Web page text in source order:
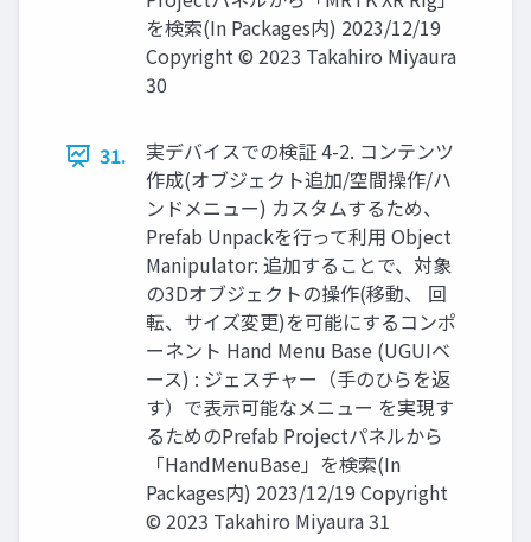
を検索(In Packages内) 2023/12/19
Copyright © 2023 Takahiro Miyaura
30
31.
実デバイスでの検証 4-2. コンテンツ
作成(オブジェクト追加/空間操作/ハ
ンドメニュー) カスタムするため、
Prefab Unpackを行って利用 Object
Manipulator: 追加することで、対象
の3Dオブジェクトの操作(移動、 回
転、サイズ変更)を可能にするコンポ
ーネント Hand Menu Base (UGUIベ
ース) : ジェスチャー（手のひらを返
す）で表示可能なメニュー を実現す
るためのPrefab Projectパネルから
「HandMenuBase」を検索(In
Packages内) 2023/12/19 Copyright
© 2023 Takahiro Miyaura 31